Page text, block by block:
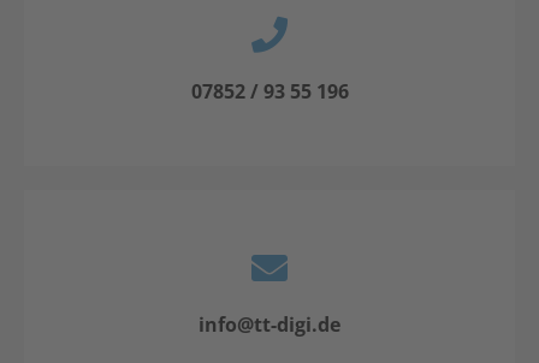
07852 / 93 55 196
info@tt-digi.de